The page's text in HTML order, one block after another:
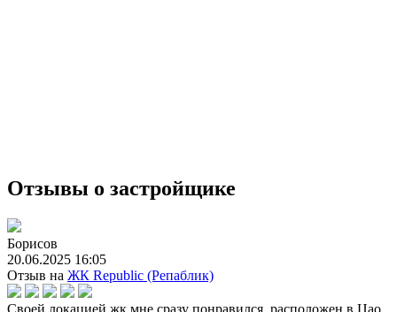
Отзывы о застройщике
Борисов
20.06.2025 16:05
Отзыв на ЖК Republic (Репаблик)